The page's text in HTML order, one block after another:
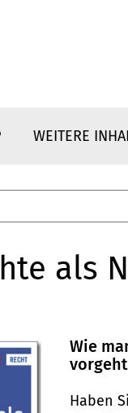
WEITERE
als
Wie
vorgeht
Haben